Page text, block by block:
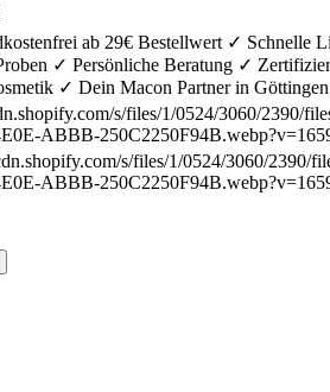
ab 29€ Bestellwert ✓ Schnelle
✓ Persönliche Beratung ✓
✓ Dein Macon Partner in
s/files/1/0524/3060/2390/
ABBB-
s/files/1/0524/3060/2390/
ABBB-